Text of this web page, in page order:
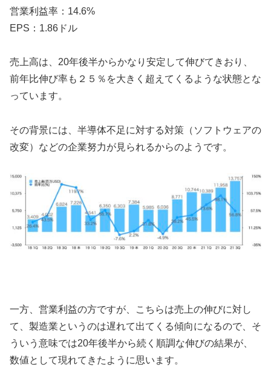
営業利益率：14.6%
EPS：1.86ドル
売上高は、20年後半からかなり安定して伸びてきおり、
前年比伸び率も２５％を大きく超えてくるような状態とな
っています。
その背景には、半導体不足に対する対策（ソフトウェアの
改変）などの企業努力が見られるからのようです。
一方、営業利益の方ですが、こちらは売上の伸びに対し
て、製造業というのは遅れて出てくる傾向になるので、そ
ういう意味では20年後半から続く順調な伸びの結果が、
数値として現れてきたように思います。